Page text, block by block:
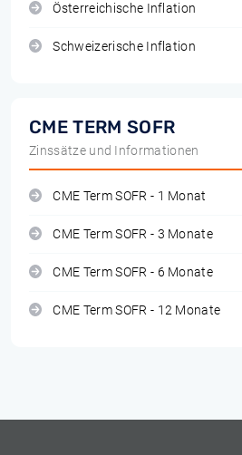
Österreichische Inflation
Schweizerische Inflation
CME TERM SOFR
Zinssätze und Informationen
CME Term SOFR - 1 Monat
CME Term SOFR - 3 Monate
CME Term SOFR - 6 Monate
CME Term SOFR - 12 Monate